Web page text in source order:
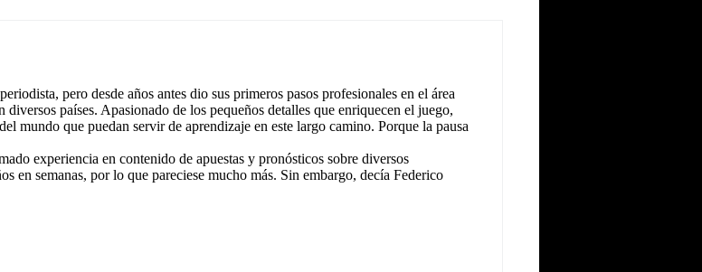
pero desde años antes dio sus primeros pasos profesionales en el área
países. Apasionado de los pequeños detalles que enriquecen el juego,
mundo que puedan servir de aprendizaje en este largo camino. Porque la pausa
experiencia en contenido de apuestas y pronósticos sobre diversos
en semanas, por lo que pareciese mucho más. Sin embargo, decía Federico